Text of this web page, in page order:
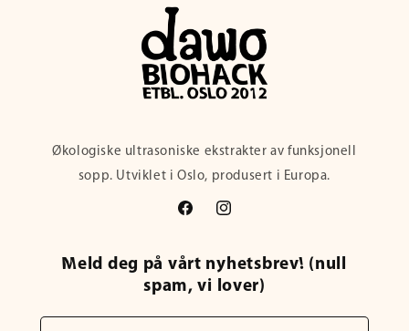
Økologiske ultrasoniske ekstrakter av funksjonell
sopp. Utviklet i Oslo, produsert i Europa.
FacebookInstagram
Meld deg på vårt nyhetsbrev! (null
spam, vi lover)